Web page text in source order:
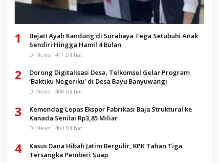
1
Bejat! Ayah Kandung di Surabaya Tega Setubuhi Anak
Sendiri Hingga Hamil 4 Bulan
Di News 411 Dilihat
2
Dorong Digitalisasi Desa, Telkomsel Gelar Program
‘Baktiku Negeriku’ di Desa Bayu Banyuwangi
Di News 408 Dilihat
3
Kemendag Lepas Ekspor Fabrikasi Baja Struktural ke
Kanada Senilai Rp3,85 Miliar
Di News 404 Dilihat
4
Kasus Dana Hibah Jatim Bergulir, KPK Tahan Tiga
Tersangka Pemberi Suap